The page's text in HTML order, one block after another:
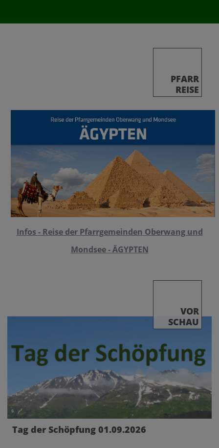
PFARR
REISE
Infos - Reise der Pfarrgemeinden Oberwang und
Mondsee - ÄGYPTEN
VOR
SCHAU
Tag der Schöpfung 01.09.2026